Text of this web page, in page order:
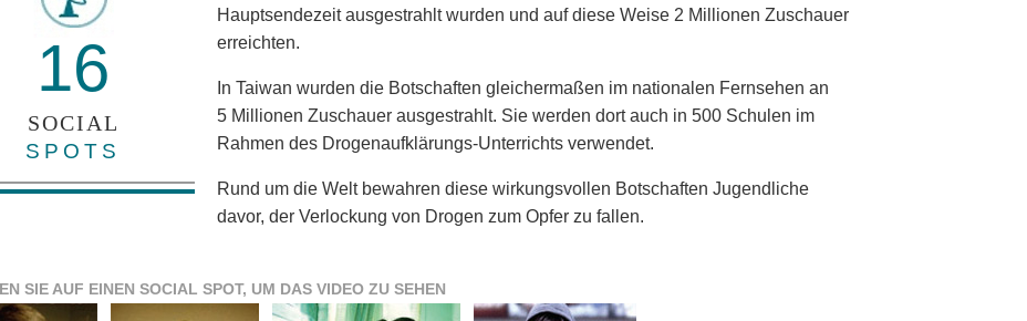
16
SOCIAL
SPOTS
Hauptsendezeit ausgestrahlt wurden und auf diese Weise 2 Millionen Zuschauer
erreichten.
In Taiwan wurden die Botschaften gleichermaßen im nationalen Fernsehen an
5 Millionen Zuschauer ausgestrahlt. Sie werden dort auch in 500 Schulen im
Rahmen des Drogenaufklärungs-Unterrichts verwendet.
Rund um die Welt bewahren diese wirkungsvollen Botschaften Jugendliche
davor, der Verlockung von Drogen zum Opfer zu fallen.
SIE AUF EINEN SOCIAL SPOT, UM DAS VIDEO ZU SEHEN